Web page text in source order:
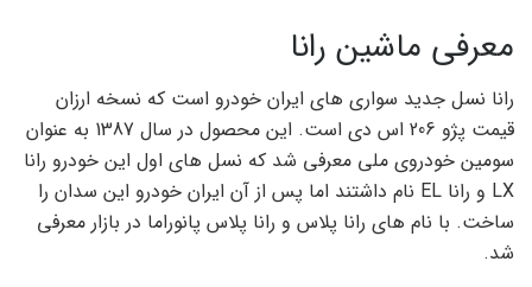
معرفی ماشین رانا
رانا نسل جدید سواری های ایران خودرو است که نسخه ارزان
قیمت پژو 206 اس دی است. این محصول در سال 1387 به عنوان
سومین خودروی ملی معرفی شد که نسل های اول این خودرو رانا
LX و رانا EL نام داشتند اما پس از آن ایران خودرو این سدان را
ساخت. با نام های رانا پلاس و رانا پلاس پانوراما در بازار معرفی
شد.